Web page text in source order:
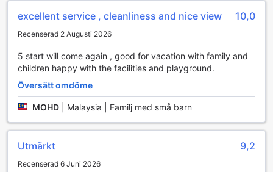
excellent service , cleanliness and nice view 10,0
Recenserad 2 Augusti 2026
5 start will come again , good for vacation with family and
children happy with the facilities and playground.
Översätt omdöme
MOHD Malaysia | Familj med små barn
Utmärkt 9,2
Recenserad 6 Juni 2026